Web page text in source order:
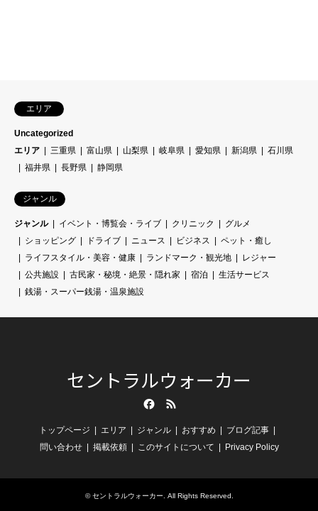
エリア
Uncategorized
エリア
三重県 富山県 山梨県 岐阜県 愛知県 新潟県
石川県
福井県
長野県 静岡県
ジャンル
ジャンル イベント・博覧会・ライブ クリニック
グルメ
ショッピング
ドライブ ニュース ビジネス
ペット・癒し
ライフスタイル・美容・健康
ランドマーク・観光地
レジャー
公共施設
古民家・秘境・絶景・隠れ家 宿泊
生活サービス
銭湯・スーパー銭湯・温泉施設
セントラルウォーカー
トップページ エリア ジャンル おすすめ
ブログ記事
問い合わせ
掲載依頼 このサイトについて Privacy Policy
©セントラルウォーカー. All Rights Reserved.